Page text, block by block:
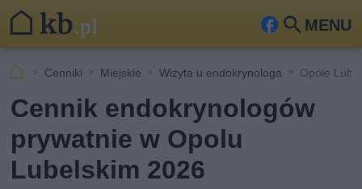
MENU
Fa
ook
Szu
Cenniki Miejskie Wizyta u endokrynologa Opole
Cennik endokrynologów
prywatnie w Opolu
Lubelskim 2026